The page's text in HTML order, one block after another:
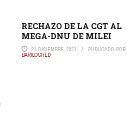
RECHAZO DE LA CGT AL
MEGA-DNU DE MILEI
21 DICIEMBRE, 2023 PUBLICADO POR
BARILOCHED